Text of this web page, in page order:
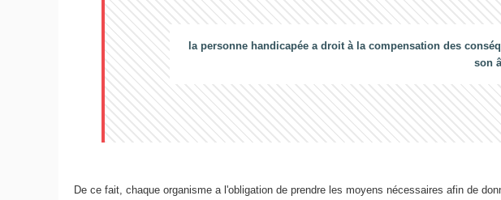
la personne handicapée a droit à la compensation des
son
De ce fait, chaque organisme a l'obligation de prendre les moyens nécessaires afin de